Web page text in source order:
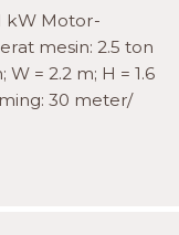
kW Motor-
mesin: 2.5 ton
W = 2.2 m; H = 1.6
30 meter/